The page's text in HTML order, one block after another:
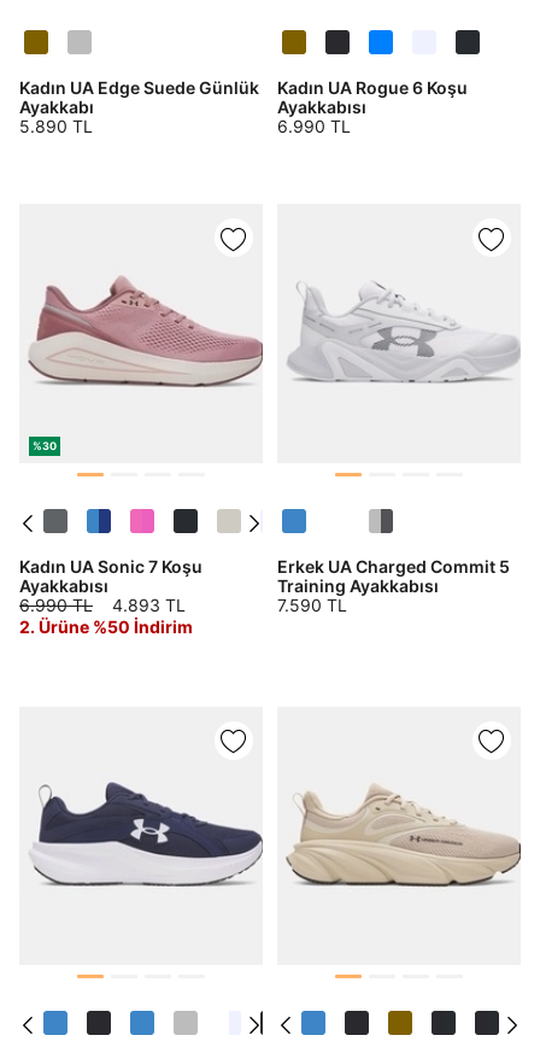
DOĞRU UNDER
Tümünü Gör
Kadın UA Edge Suede Günlük
Ayakkabı
5.890 TL
Kadın UA Rogue 6 Koşu
Ayakkabısı
6.990 TL
%30
Kadın UA Sonic 7 Koşu
Ayakkabısı
6.990 TL
4.893 TL
2. Ürüne %50 İndirim
Erkek UA Charged Commit 5
Training Ayakkabısı
7.590 TL